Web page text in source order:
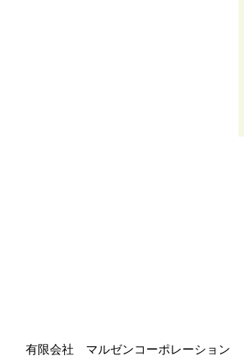
有限会社 マルゼンコーポレーション